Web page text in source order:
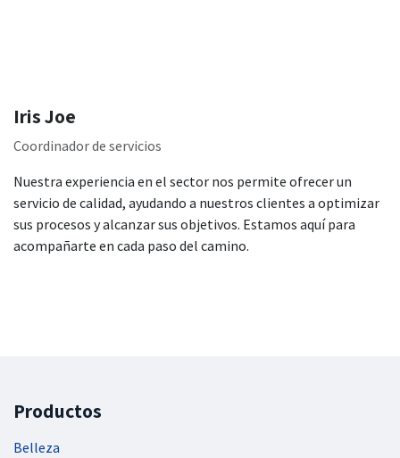
Iris Joe
Coordinador de servicios
Nuestra experiencia en el sector nos permite ofrecer un
servicio de calidad, ayudando a nuestros clientes a optimizar
sus procesos y alcanzar sus objetivos. Estamos aquí para
acompañarte en cada paso del camino.
Productos
Belleza